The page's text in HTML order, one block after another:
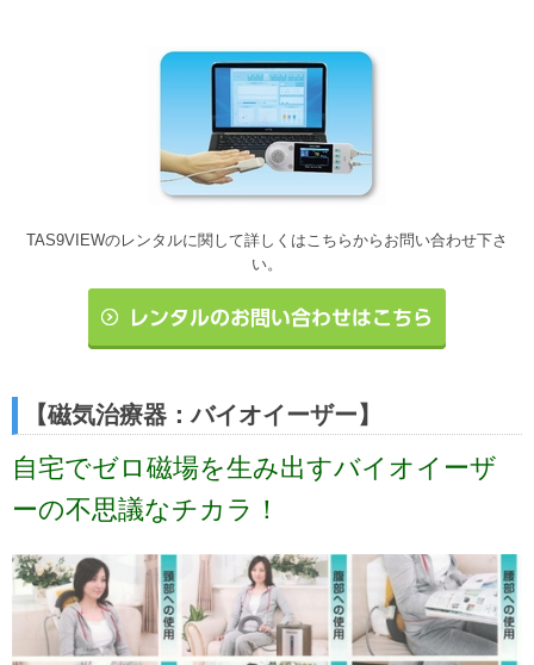
TAS9VIEWのレンタルに関して詳しくはこちらからお問い合わせ下さ
い。
【磁気治療器：バイオイーザー】
自宅でゼロ磁場を生み出すバイオイーザ
ーの不思議なチカラ！